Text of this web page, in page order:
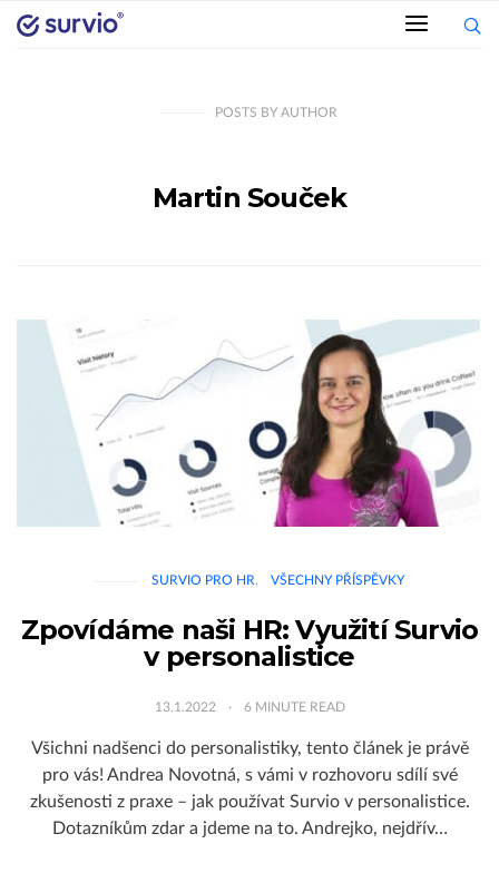
POSTS BY AUTHOR
Martin Souček
SURVIO PRO HR VŠECHNY PŘÍSPĚVKY
Zpovídáme naši HR: Využití Survio
v personalistice
13.1.2022 6 MINUTE READ
Všichni nadšenci do personalistiky, tento článek je právě
pro vás! Andrea Novotná, s vámi v rozhovoru sdílí své
zkušenosti z praxe – jak používat Survio v personalistice.
Dotazníkům zdar a jdeme na to. Andrejko, nejdřív…